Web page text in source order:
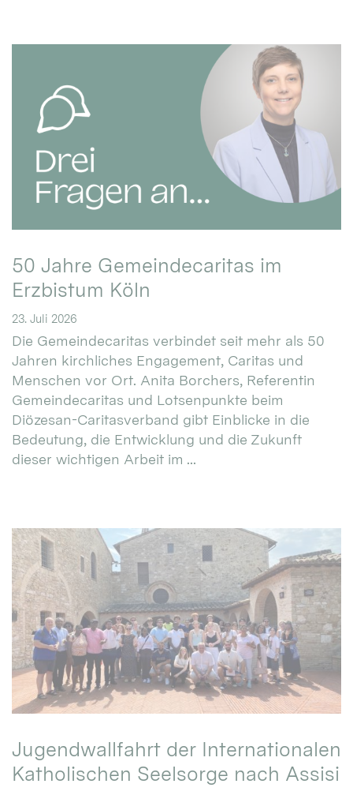
50 Jahre Gemeindecaritas im
Erzbistum Köln
23. Juli 2026
Die Gemeindecaritas verbindet seit mehr als 50
Jahren kirchliches Engagement, Caritas und
Menschen vor Ort. Anita Borchers, Referentin
Gemeindecaritas und Lotsenpunkte beim
Diözesan-Caritasverband gibt Einblicke in die
Bedeutung, die Entwicklung und die Zukunft
dieser wichtigen Arbeit im ...
Jugendwallfahrt der Internationalen
Katholischen Seelsorge nach Assisi